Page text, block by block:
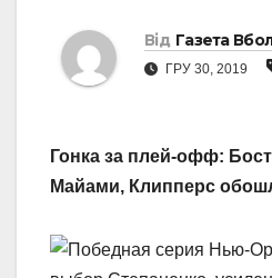
Від Газета
ГРУ 30, 2019
Гонка за плей-офф:
Майами, Клипперс